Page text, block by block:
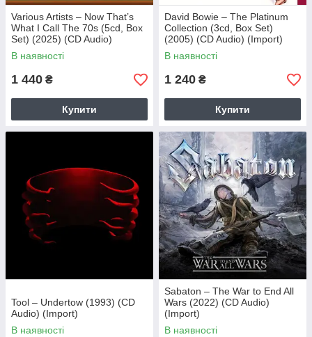
Various Artists – Now That’s
What I Call The 70s (5cd, Box
Set) (2025) (CD Audio)
(Import)
В наявності
1 440 ₴
Купити
David Bowie – The Platinum
Collection (3cd, Box Set)
(2005) (CD Audio) (Import)
В наявності
1 240 ₴
Купити
Tool – Undertow (1993) (CD
Audio) (Import)
В наявності
Sabaton – The War to End All
Wars (2022) (CD Audio)
(Import)
В наявності